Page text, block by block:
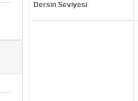
Dersin Seviyesi